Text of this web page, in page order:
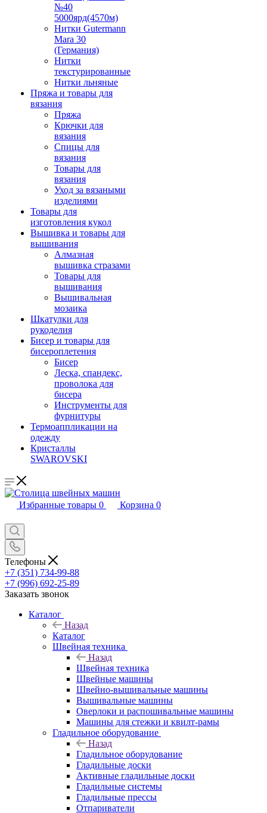
№40
5000ярд(4570м)
Нитки Gutermann
Mara 30
(Германия)
Нитки
текстурированные
Нитки льняные
Пряжа и товары для
вязания
Пряжа
Крючки для
вязания
Спицы для
вязания
Товары для
вязания
Уход за вязаными
изделиями
Товары для
изготовления кукол
Вышивка и товары для
вышивания
Алмазная
вышивка стразами
Товары для
вышивания
Вышивальная
мозаика
Шкатулки для
рукоделия
Бисер и товары для
бисероплетения
Бисер
Леска, спандекс,
проволока для
бисера
Инструменты для
фурнитуры
Термоаппликации на
одежду
Кристаллы
SWAROVSKI
Избранные товары 0 Корзина 0
Телефоны
+7 (351) 734-99-88
+7 (996) 692-25-89
Заказать звонок
Каталог
Назад
Каталог
Швейная техника
Назад
Швейная техника
Швейные машины
Швейно-вышивальные машины
Вышивальные машины
Оверлоки и распошивальные машины
Машины для стежки и квилт-рамы
Гладильное оборудование
Назад
Гладильное оборудование
Гладильные доски
Активные гладильные доски
Гладильные системы
Гладильные прессы
Отпариватели